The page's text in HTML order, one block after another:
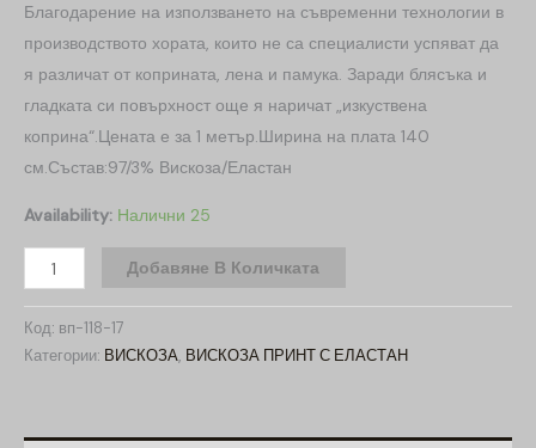
Благодарение на използването на съвременни технологии в
производството хората, които не са специалисти успяват да
я различат от коприната, лена и памука. Заради блясъка и
гладката си повърхност още я наричат „изкуствена
коприна“.Цената е за 1 метър.Ширина на плата 140
см.Състав:97/3% Вискоза/Еластан
Availability: Налични 25
Добавяне В Количката
Код: вп-118-17
Категории: ВИСКОЗА, ВИСКОЗА ПРИНТ С ЕЛАСТАН